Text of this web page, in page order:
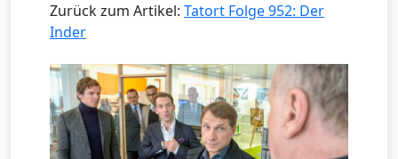
Zurück zum Artikel: Tatort Folge 952: Der
Inder